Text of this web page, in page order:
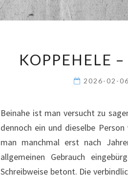
KOPPEHELE
2026-02-06
Beinahe ist man versucht zu
dennoch ein und dieselbe
man manchmal erst nach
allgemeinen Gebrauch
Schreibweise betont. Die